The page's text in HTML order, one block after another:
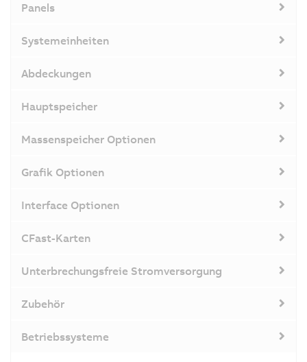
Panels
Systemeinheiten
Abdeckungen
Hauptspeicher
Massenspeicher Optionen
Grafik Optionen
Interface Optionen
CFast-Karten
Unterbrechungsfreie Stromversorgung
Zubehör
Betriebssysteme